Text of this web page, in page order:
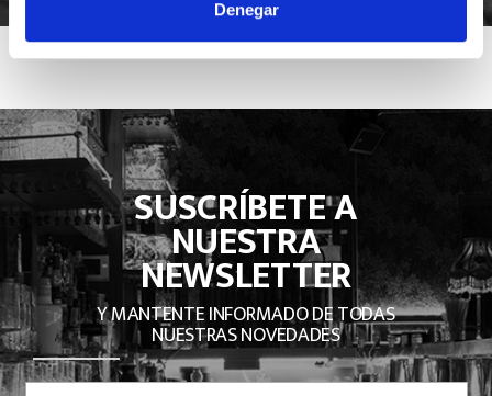
Denegar
SUSCRÍBETE A
NUESTRA
NEWSLETTER
Y MANTENTE INFORMADO DE TODAS
NUESTRAS NOVEDADES